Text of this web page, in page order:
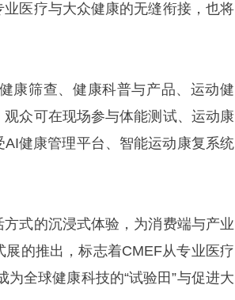
医疗与大众健康的无缝衔接，也将
康筛查、健康科普与产品、运动健
众可在现场参与体能测试、运动康
健康管理平台、智能运动康复系统
式的沉浸式体验，为消费端与产业
的推出，标志着CMEF从专业医疗
为全球健康科技的“试验田”与促进大